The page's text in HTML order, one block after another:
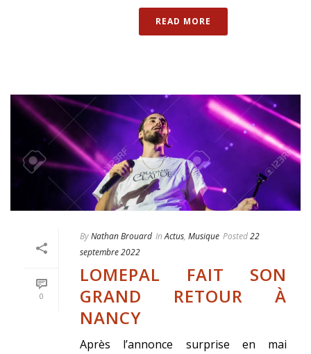
READ MORE
0
ByNathan Brouard In Actus, Musique Posted22
septembre 2022
LOMEPAL FAIT SON
GRAND RETOUR À
NANCY
Après l’annonce surprise en mai